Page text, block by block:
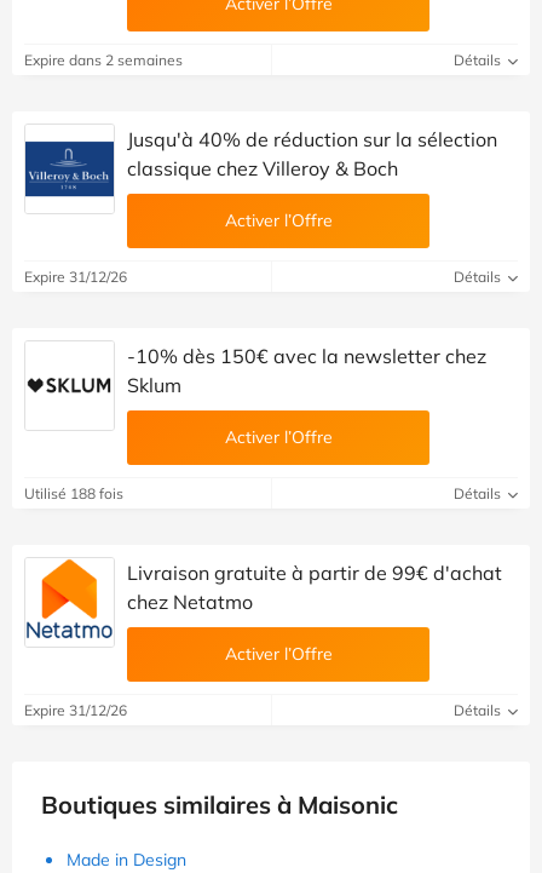
Expire dans 2 semaines Détails
Jusqu'à 40% de réduction sur la sélection
classique chez Villeroy & Boch
Activer l’Offre
Expire 31/12/26 Détails
-10% dès 150€ avec la newsletter chez
Sklum
Activer l’Offre
Utilisé 188 fois Détails
Livraison gratuite à partir de 99€ d'achat
chez Netatmo
Activer l’Offre
Expire 31/12/26 Détails
Boutiques similaires à Maisonic
Made in Design